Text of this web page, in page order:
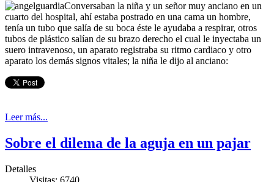
Conversaban la niña y un señor muy anciano en un
cuarto del hospital, ahí estaba postrado en una cama un hombre,
tenía un tubo que salía de su boca éste le ayudaba a respirar, otros
tubos de plástico salían de su brazo derecho el cual le inyectaba un
suero intravenoso, un aparato registraba su ritmo cardiaco y otro
aparato los demás signos vitales; la niña le dijo al anciano:
Leer más...
Sobre el dilema de la aguja en un pajar
Detalles
Visitas: 6740